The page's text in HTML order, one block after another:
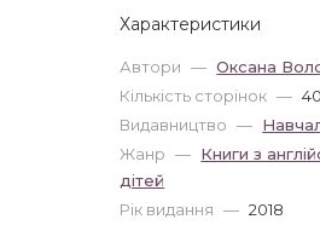
Характеристики
Автори — Оксана
Кількість сторінок — 40
Видавництво —
Жанр — Книги з
дітей
Рік видання — 2018